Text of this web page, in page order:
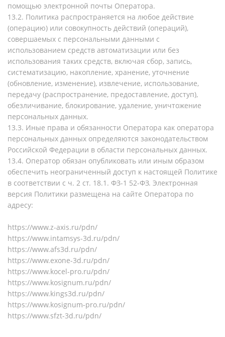
помощью электронной почты Оператора.
13.2. Политика распространяется на любое действие
(операцию) или совокупность действий (операций),
совершаемых с персональными данными с
использованием средств автоматизации или без
использования таких средств, включая сбор, запись,
систематизацию, накопление, хранение, уточнение
(обновление, изменение), извлечение, использование,
передачу (распространение, предоставление, доступ),
обезличивание, блокирование, удаление, уничтожение
персональных данных.
13.3. Иные права и обязанности Оператора как оператора
персональных данных определяются законодательством
Российской Федерации в области персональных данных.
13.4. Оператор обязан опубликовать или иным образом
обеспечить неограниченный доступ к настоящей Политике
в соответствии c ч. 2 ст. 18.1. ФЗ-1 52-ФЗ. Электронная
версия Политики размещена на сайте Оператора по
адресу:
https://www.z-axis.ru/pdn/
https://www.intamsys-3d.ru/pdn/
https://www.afs3d.ru/pdn/
https://www.exone-3d.ru/pdn/
https://www.kocel-pro.ru/pdn/
https://www.kosignum.ru/pdn/
https://www.kings3d.ru/pdn/
https://www.kosignum-pro.ru/pdn/
https://www.sfzt-3d.ru/pdn/